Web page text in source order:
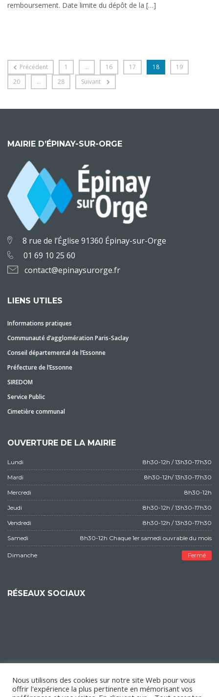
remboursement. Date limite du dépôt de la […]
Précédent 1 … 16 17 18
19
20
… 28 Suivant
MAIRIE D’ÉPINAY-SUR-ORGE
8 rue de l’Église 91360 Épinay-sur-Orge
01 69 10 25 60
contact@epinaysurorge.fr
LIENS UTILES
Informations pratiques
Communauté d’agglomération Paris-Saclay
Conseil départemental de l’Essonne
Préfecture de l’Essonne
SIREDOM
Service Public
Cimetière communal
OUVERTURE DE LA MAIRIE
Lundi 8h30-12h / 13h30-17h30
Mardi 8h30-12h/ 13h30-17h30
Mercredi 8h30-12h
Jeudi 8h30-12h / 13h30-17h30
Vendredi 8h30-12h / 13h30-17h30
Samedi 8h30-12h Chaque 1er samedi ouvrable du mois
Dimanche Fermé
RÉSEAUX SOCIAUX
Nous utilisons des cookies sur notre site Web pour vous
offrir l'expérience la plus pertinente en mémorisant vos